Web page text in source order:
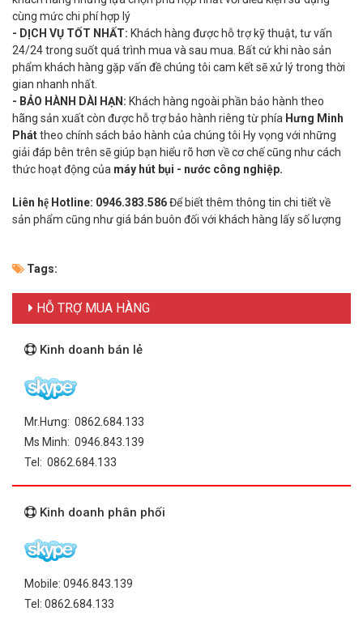
cùng mức chi phí hợp lý
- DỊCH VỤ TỐT NHẤT: Khách hàng được hỗ trợ kỹ thuật, tư vấn
24/24 trong suốt quá trình mua và sau mua. Bất cứ khi nào sản
phẩm khách hàng gặp vấn đề chúng tôi cam kết sẽ xử lý trong thời
gian nhanh nhất.
- BẢO HÀNH DÀI HẠN: Khách hàng ngoài phần bảo hành theo
hãng sản xuất còn được hỗ trợ bảo hành riêng từ phía Hưng Minh
Pháttheo chính sách bảo hành của chúng tôi Hy vọng với những
giải đáp bên trên sẽ giúp bạn hiểu rõ hơn về cơ chế cũng như cách
thức hoạt động của máy hút bụi - nước công nghiệp.
Liên hệ Hotline: 0946.383.586Để biết thêm thông tin chi tiết về
sản phẩm cũng như giá bán buôn đối với khách hàng lấy số lượng
Tags:
HỖ TRỢ MUA HÀNG
Kinh doanh bán lẻ
Mr.Hưng: 0862.684.133
Ms Minh: 0946.843.139
Tel: 0862.684.133
Kinh doanh phân phối
Mobile: 0946.843.139
Tel: 0862.684.133